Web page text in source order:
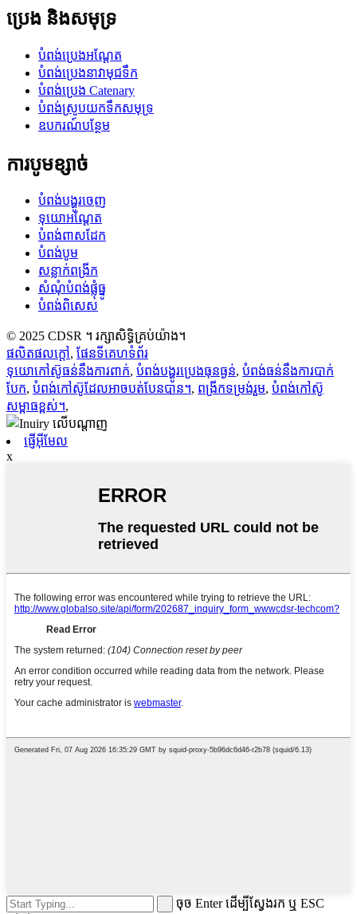
ប្រេង និងសមុទ្រ
បំពង់ប្រេងអណ្តែត
បំពង់ប្រេងនាវាមុជទឹក
បំពង់ប្រេង Catenary
បំពង់ស្រូបយកទឹកសមុទ្រ
ឧបករណ៍បន្ថែម
ការបូមខ្សាច់
បំពង់បង្ហូរចេញ
ទុយោអណ្តែត
បំពង់ពាសដែក
បំពង់បូម
សន្លាក់ពង្រីក
សំណុំបំពង់ផ្លុំធ្នូ
បំពង់ពិសេស
© 2025 CDSR ។ រក្សាសិទ្ធិគ្រប់យ៉ាង។
ផលិតផលក្តៅ, ផែនទីគេហទំព័រ
ទុយោកៅស៊ូធន់នឹងការពាក់, បំពង់បង្ហូរប្រេងធុនធ្ងន់, បំពង់ធន់នឹងការបាក់
បែក, បំពង់កៅស៊ូដែលអាចបត់បែនបាន។, ពង្រីកទម្រង់រួម, បំពង់កៅស៊ូ
សម្ពាធខ្ពស់។,
ផ្ញើអ៊ីមែល
x
ចុច Enter ដើម្បីស្វែងរក ឬ ESC